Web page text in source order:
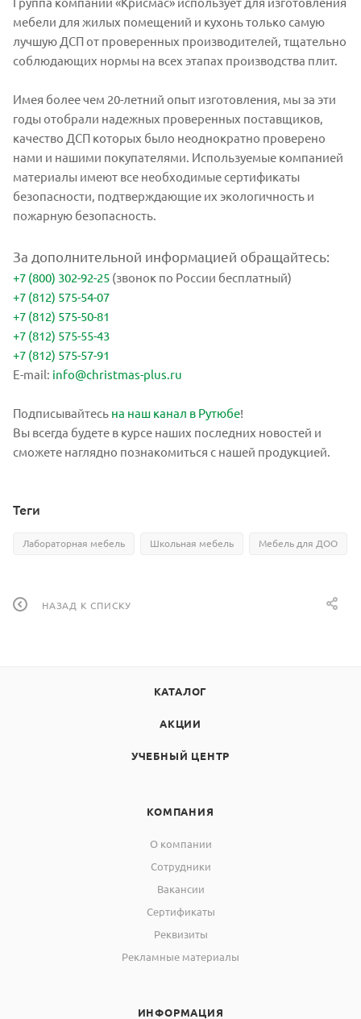
мебели для жилых помещений и кухонь только самую
лучшую ДСП от проверенных производителей, тщательно
соблюдающих нормы на всех этапах производства плит.
Имея более чем 20-летний опыт изготовления, мы за эти
годы отобрали надежных проверенных поставщиков,
качество ДСП которых было неоднократно проверено
нами и нашими покупателями. Используемые компанией
материалы имеют все необходимые сертификаты
безопасности, подтверждающие их экологичность и
пожарную безопасность.
За дополнительной информацией обращайтесь:
+7 (800) 302-92-25 (звонок по России бесплатный)
+7 (812) 575-54-07
+7 (812) 575-50-81
+7 (812) 575-55-43
+7 (812) 575-57-91
E-mail: info@christmas-plus.ru
Подписывайтесь на наш канал в Рутюбе!
Вы всегда будете в курсе наших последних новостей и
сможете наглядно познакомиться с нашей продукцией.
Теги
Лабораторная мебель Школьная мебель Мебель для ДОО
НАЗАД К СПИСКУ
КАТАЛОГ
АКЦИИ
УЧЕБНЫЙ ЦЕНТР
КОМПАНИЯ
О компании
Сотрудники
Вакансии
Сертификаты
Реквизиты
Рекламные материалы
ИНФОРМАЦИЯ